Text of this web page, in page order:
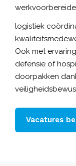
logistiek
Ook met
defensie of
doorpakken
Vacatures